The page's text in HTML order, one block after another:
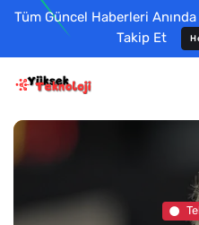
Tüm Güncel Haberleri
Takip Et